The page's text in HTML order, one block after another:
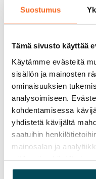
Suostumus
Tämä sivusto käyttää
Käytämme evästeitä
sisällön ja mainosten
ominaisuuksien
analysoimiseen.
kohdentamisessa
yhdistetä kävijältä
saatuihin
mainosalan ja
yhdistää näitä tietoja